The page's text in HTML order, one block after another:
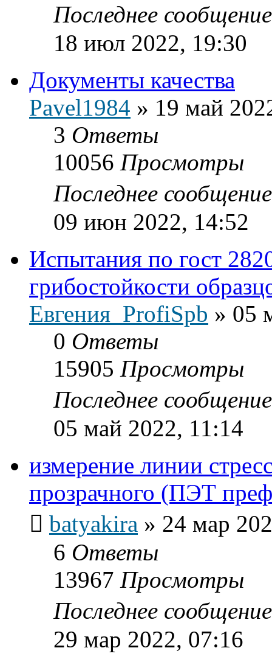
Последнее
18 июл 2022, 19:30
Документы качества
Pavel1984 » 19 май
3 Ответы
10056 Просмотры
Последнее
09 июн 2022, 14:52
Испытания по гост
грибостойкости
Евгения_ProfiSpb » 05
0 Ответы
15905 Просмотры
Последнее
05 май 2022, 11:14
измерение линии
прозрачного (ПЭТ
batyakira » 24 мар
6 Ответы
13967 Просмотры
Последнее
29 мар 2022, 07:16